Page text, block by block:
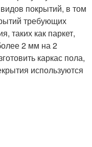
покрытий, в том
требующих
таких как паркет,
2 мм на 2
каркас пола,
используются